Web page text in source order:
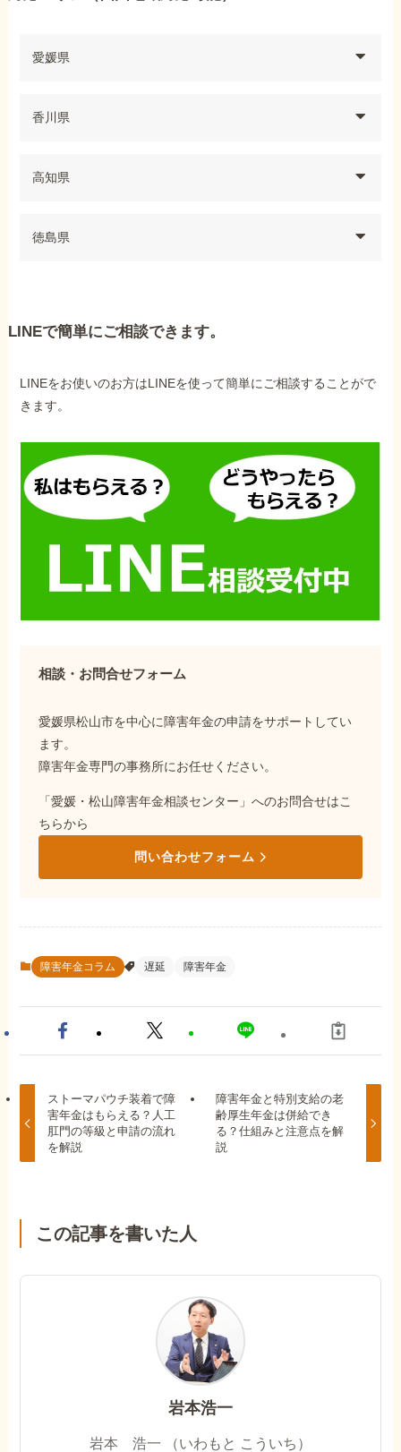
愛媛県
香川県
高知県
徳島県
LINEで簡単にご相談できます。
LINEをお使いのお方はLINEを使って簡単にご相談することがで
きます。
相談・お問合せフォーム
愛媛県松山市を中心に障害年金の申請をサポートしてい
ます。
障害年金専門の事務所にお任せください。
「愛媛・松山障害年金相談センター」へのお問合せはこ
ちらから
問い合わせフォーム
障害年金コラム 遅延 障害年金
ストーマパウチ装着で障
害年金はもらえる？人工
肛門の等級と申請の流れ
を解説
障害年金と特別支給の老
齢厚生年金は併給でき
る？仕組みと注意点を解
説
この記事を書いた人
岩本浩一
岩本 浩一 （いわもと こういち）